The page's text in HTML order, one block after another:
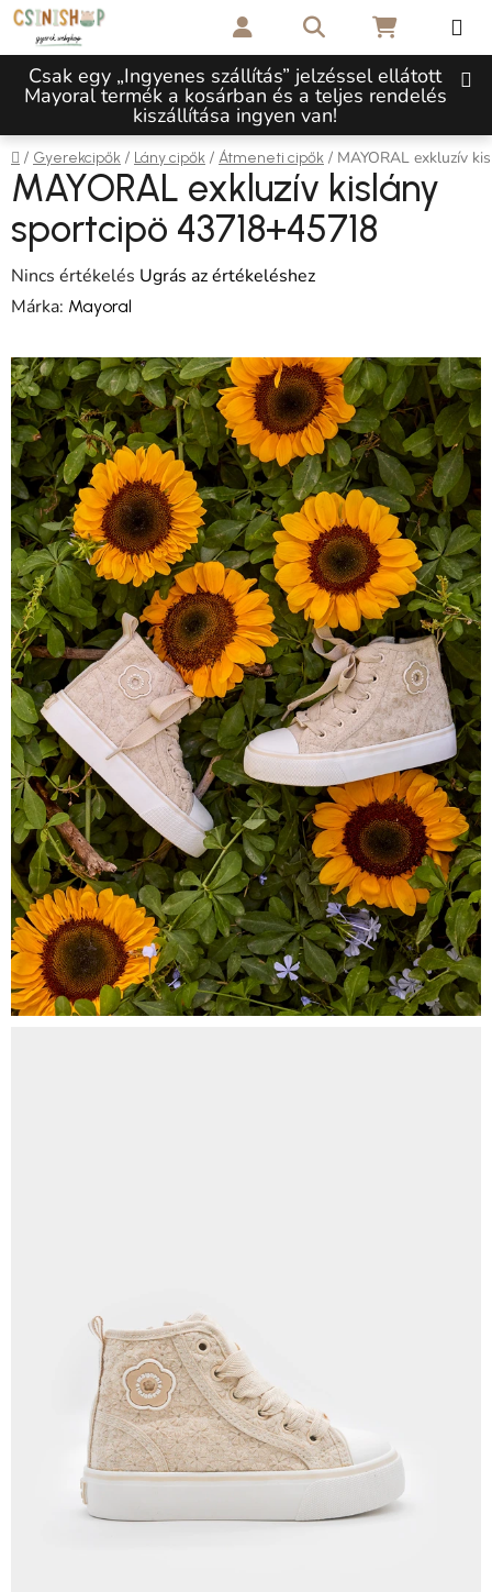
Ugrás a fő tartalomhoz
Csak egy „Ingyenes szállítás” jelzéssel ellátott
Mayoral termék a kosárban és a teljes rendelés
kiszállítása ingyen van!
KeresésKOSÁR
Kezdőlap
/ Gyerekcipők / Lány cipők / Átmeneti cipők / MAYORAL exkluzív
MAYORAL exkluzív kislány
sportcipö 43718+45718
A termék átlagos értékelése 5-ből 0,0 csillag.
Nincs értékelés Ugrás az értékeléshez
Márka: Mayoral